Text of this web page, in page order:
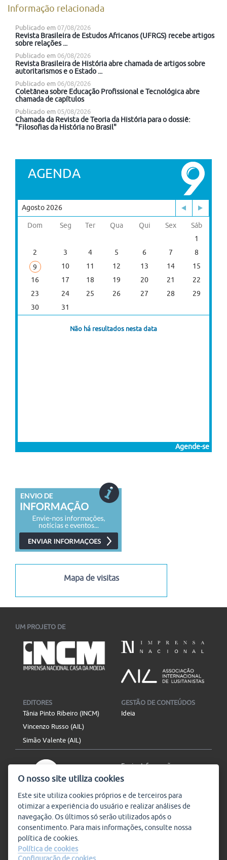
Informação relacionada
Publicado em 07/08/2026
Revista Brasileira de Estudos Africanos (UFRGS) recebe artigos
sobre relações ...
Publicado em 06/08/2026
Revista Brasileira de História abre chamada de artigos sobre
autoritarismos e o Estado ...
Publicado em 06/08/2026
Coletânea sobre Educação Profissional e Tecnológica abre
chamada de capítulos
Publicado em 05/08/2026
Chamada da Revista de Teoria da História para o dossiê:
"Filosofias da História no Brasil"
AGENDA
Agosto 2026
Dom Seg Ter Qua Qui Sex
Sáb
1
2
3 4 5 6 7
8
9
10 11 12 13 14
15
16
17 18 19 20 21
22
23
24 25 26 27 28
29
30
31
Não há resultados nesta data
Agende-se
Mapa de visitas
UM PROJETO DE
EDITORES
Tânia Pinto Ribeiro (INCM)
Vincenzo Russo (AIL)
Simão Valente (AIL)
GESTÃO DE CONTEÚDOS
Ideia
Subscrever
Enviar Informação
Aviso Legal
Mapa do site
SIGA-NOS
O nosso site utiliza cookies
Este site utilizacookies próprios e de terceiros para
otimizar a experiência do usuário e realizar análises de
navegação. Os últimos só serão utilizados após o
consentimento. Para mais informações, consulte nossa
política decookies
Política de cookies